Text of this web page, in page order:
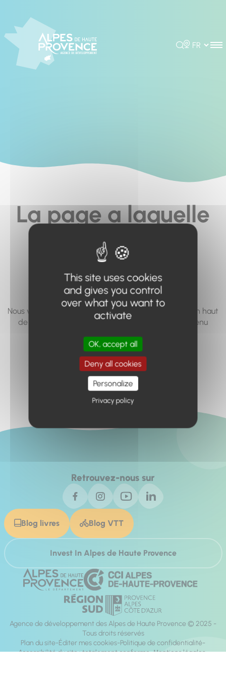
Rechercher
Choisir la
La page a laquelle
vous cherchez à
accéder n'existe
pas... ou plus.
Nous vous invitons à utiliser le moteur de recherche en haut
de page, ou à utiliser le menu pour trouver le contenu
Retour à l'accueil
Retrouvez-nous sur
Blog livres Blog VTT
Invest In Alpes de Haute Provence
Agence de développement des Alpes de Haute Provence © 2025 -
Tous droits réservés
Plan du site Éditer mes cookies Politique de confidentialité
Accessibilité du site : totalement conforme Mentions légales
This site uses cookies
and gives you control
over what you want to
activate
OK, accept all
Deny all cookies
Personalize
Privacy policy